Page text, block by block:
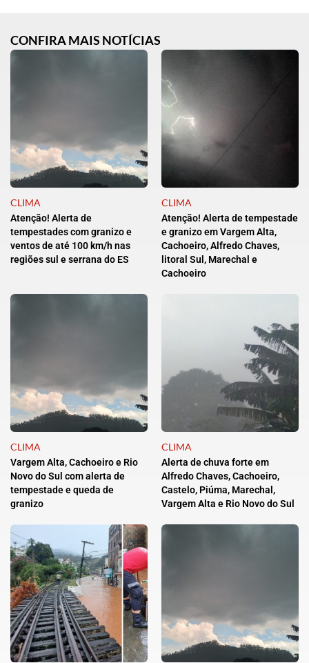
CONFIRA MAIS NOTÍCIAS
CLIMA
Atenção! Alerta de
tempestades com granizo e
ventos de até 100 km/h nas
regiões sul e serrana do ES
CLIMA
Atenção! Alerta de tempestade
e granizo em Vargem Alta,
Cachoeiro, Alfredo Chaves,
litoral Sul, Marechal e
Cachoeiro
CLIMA
Vargem Alta, Cachoeiro e Rio
Novo do Sul com alerta de
tempestade e queda de
granizo
CLIMA
Alerta de chuva forte em
Alfredo Chaves, Cachoeiro,
Castelo, Piúma, Marechal,
Vargem Alta e Rio Novo do Sul